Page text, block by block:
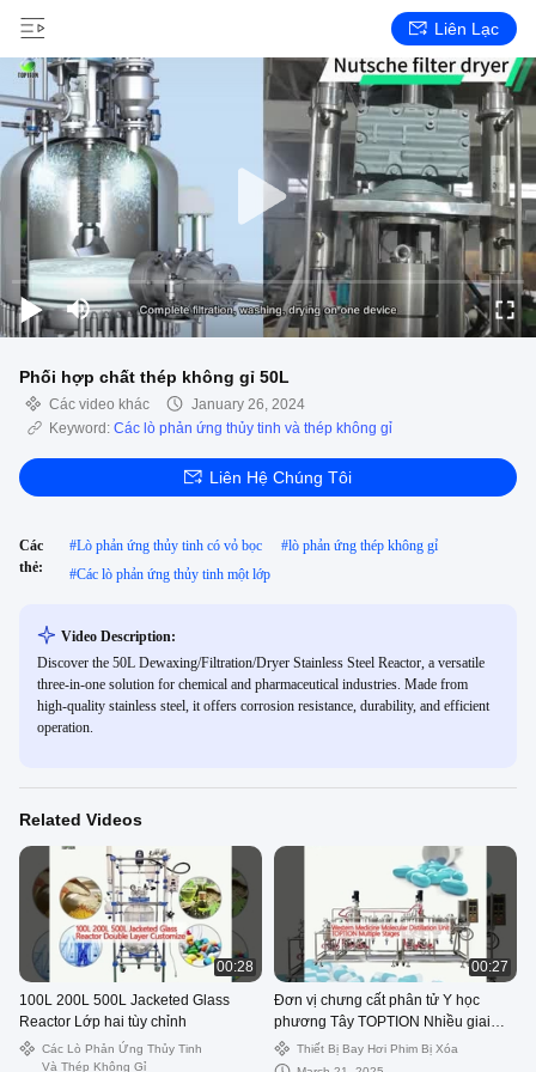
Liên Lạc
Phối hợp chất thép không gỉ 50L
Các video khác
January 26, 2024
Keyword: Các lò phản ứng thủy tinh và thép không gỉ
Liên Hệ Chúng Tôi
Các
thẻ:
#Lò phản ứng thủy tinh có vỏ bọc #lò phản ứng thép không gỉ
#Các lò phản ứng thủy tinh một lớp
Video Description:
Discover the 50L Dewaxing/Filtration/Dryer Stainless Steel Reactor, a versatile
three-in-one solution for chemical and pharmaceutical industries. Made from
high-quality stainless steel, it offers corrosion resistance, durability, and efficient
operation.
Related Videos
00:28
100L 200L 500L Jacketed Glass
Reactor Lớp hai tùy chỉnh
Các Lò Phản Ứng Thủy Tinh
Và Thép Không Gỉ
00:27
Đơn vị chưng cất phân tử Y học
phương Tây TOPTION Nhiều giai
đoạnThiết Bị Bay Hơi Phim Bị Xóa